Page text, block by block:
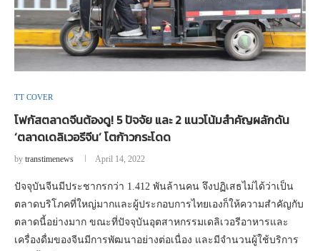
TT COVER
โฟกัสตลาดจีนต้องดู! 5 ปัจจัย และ 2 แนวโน้มสำคัญผลักดัน
‘ตลาดเดลิเวอรีจีน’ โตก้าวกระโดด
by transtimenews April 14, 2022
ปัจจุบันจีนมีประชากรกว่า 1.412 พันล้านคน จึงปฏิเสธไม่ได้ว่าเป็น
ตลาดบริโภคที่ใหญ่มากและผู้ประกอบการไทยเองก็ให้ความสำคัญกับ
ตลาดนี้อย่างมาก ขณะที่ปัจจุบันอุตสาหกรรมเดลิเวอรีอาหารและ
เครื่องดื่มของจีนมีการพัฒนาอย่างต่อเนื่อง และมีจำนวนผู้ใช้บริการ